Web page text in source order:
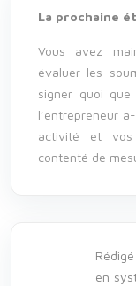
La prochaine
Vous avez
évaluer les
signer quoi
l’entrepreneur
activité et vos
contenté de
en